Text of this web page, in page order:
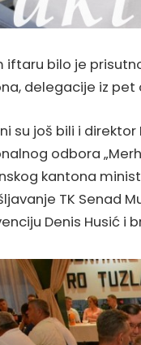
iftaru bilo je
delegacije iz pet
su još bili i
odbora
kantona
TK Senad
Denis Husić i